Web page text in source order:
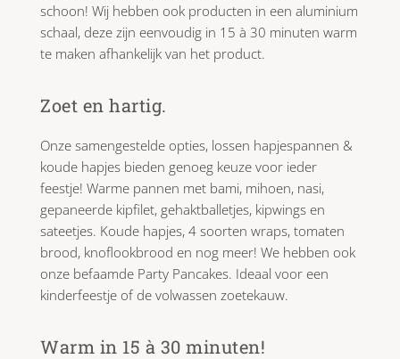
schoon! Wij hebben ook producten in een aluminium
schaal, deze zijn eenvoudig in 15 à 30 minuten warm
te maken afhankelijk van het product.
Zoet en hartig.
Onze samengestelde opties, lossen hapjespannen &
koude hapjes bieden genoeg keuze voor ieder
feestje! Warme pannen met bami, mihoen, nasi,
gepaneerde kipfilet, gehaktballetjes, kipwings en
sateetjes. Koude hapjes, 4 soorten wraps, tomaten
brood, knoflookbrood en nog meer! We hebben ook
onze befaamde Party Pancakes. Ideaal voor een
kinderfeestje of de volwassen zoetekauw.
Warm in 15 à 30 minuten!